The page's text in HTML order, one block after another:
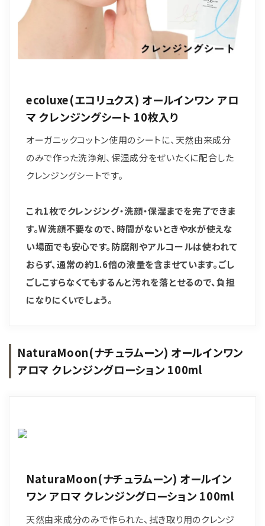
ecoluxe(エコリュクス) オールインワン アロ
マ クレンジングシート 10枚入り
オーガニックコットン使用のシートに、天然由来成分
のみで作った洗浄剤、保湿成分をぜいたくに配合した
クレンジングシートです。
これ1枚でクレンジング・洗顔・保湿までを完了できま
す。W洗顔不要なので、時間がないときや水が使えな
い場面でも安心です。防腐剤やアルコールは使われて
おらず、通常の約1.6倍の液量を含ませています。ごし
ごしこすらなくてもするんと汚れを落とせるので、負担
になりにくいでしょう。
NaturaMoon(ナチュラムーン) オールインワン
アロマ クレンジングローション 100ml
NaturaMoon(ナチュラムーン) オールイン
ワン アロマ クレンジングローション 100ml
天然由来成分のみで作られた、拭き取り用のクレンジ